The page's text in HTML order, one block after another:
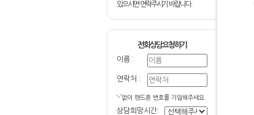
있으시면 연락주시기 바랍니다.
전화상담요청하기
이름 :
연락처 :
‘-’없이 핸드폰 번호를 기입해주세요.
상담희망시간: